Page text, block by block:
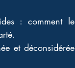
: comment le
et déconsidérée